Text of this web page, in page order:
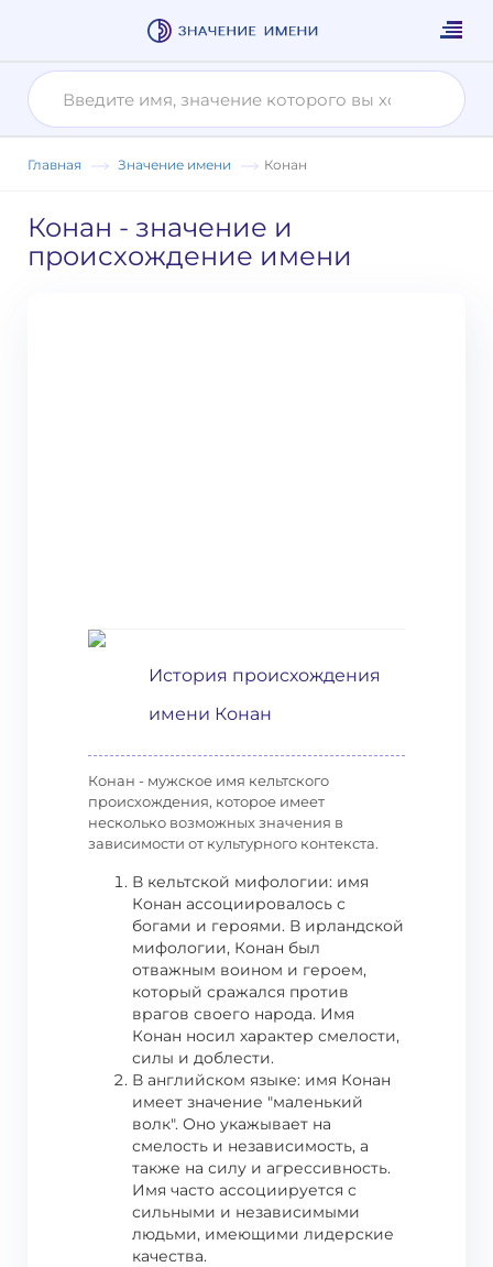
Главная Значение имени Конан
Конан - значение и
происхождение имени
История происхождения
имени Конан
Конан - мужское имя кельтского
происхождения, которое имеет
несколько возможных значения в
зависимости от культурного контекста.
В кельтской мифологии: имя
Конан ассоциировалось с
богами и героями. В ирландской
мифологии, Конан был
отважным воином и героем,
который сражался против
врагов своего народа. Имя
Конан носил характер смелости,
силы и доблести.
В английском языке: имя Конан
имеет значение "маленький
волк". Оно укажывает на
смелость и независимость, а
также на силу и агрессивность.
Имя часто ассоциируется с
сильными и независимыми
людьми, имеющими лидерские
качества.